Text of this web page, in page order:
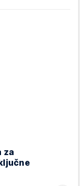
za